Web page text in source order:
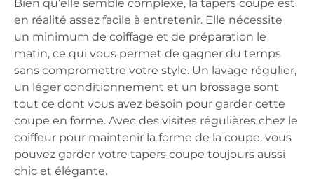
Bien qu’elle semble complexe, la tapers coupe est
en réalité assez facile à entretenir. Elle nécessite
un minimum de coiffage et de préparation le
matin, ce qui vous permet de gagner du temps
sans compromettre votre style. Un lavage régulier,
un léger conditionnement et un brossage sont
tout ce dont vous avez besoin pour garder cette
coupe en forme. Avec des visites régulières chez le
coiffeur pour maintenir la forme de la coupe, vous
pouvez garder votre tapers coupe toujours aussi
chic et élégante.